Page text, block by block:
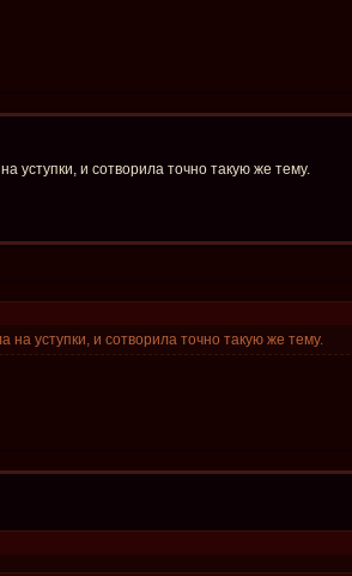
уступки, и сотворила точно такую же тему.
уступки, и сотворила точно такую же тему.